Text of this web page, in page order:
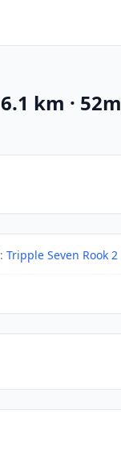
6.1 km · 52m
: Tripple Seven Rook 2